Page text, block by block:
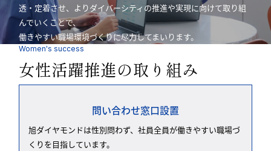
透・定着させ、よりダイバーシティの推進や実現に向けて取り組
んでいくことで、
働きやすい職場環境づくりに尽力してまいります。
Women's success
女性活躍推進の取り組み
問い合わせ窓口設置
旭ダイヤモンドは性別問わず、社員全員が働きやすい職場づ
くりを目指しています。